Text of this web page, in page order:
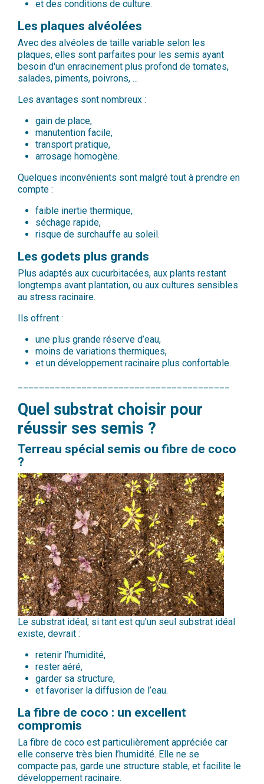
et des conditions de culture.
Les plaques alvéolées
Avec des alvéoles de taille variable selon les
plaques, elles sont parfaites pour les semis ayant
besoin d'un enracinement plus profond de tomates,
salades, piments, poivrons, ...
Les avantages sont nombreux :
gain de place,
manutention facile,
transport pratique,
arrosage homogène.
Quelques inconvénients sont malgré tout à prendre en
compte :
faible inertie thermique,
séchage rapide,
risque de surchauffe au soleil.
Les godets plus grands
Plus adaptés aux cucurbitacées, aux plants restant
longtemps avant plantation, ou aux cultures sensibles
au stress racinaire.
Ils offrent :
une plus grande réserve d’eau,
moins de variations thermiques,
et un développement racinaire plus confortable.
Quel substrat choisir pour
réussir ses semis ?
Terreau spécial semis ou fibre de coco
?
Le substrat idéal, si tant est qu'un seul substrat idéal
existe, devrait :
retenir l’humidité,
rester aéré,
garder sa structure,
et favoriser la diffusion de l’eau.
La fibre de coco : un excellent
compromis
La fibre de coco est particulièrement appréciée car
elle conserve très bien l’humidité. Elle ne se
compacte pas, garde une structure stable, et facilite le
développement racinaire.